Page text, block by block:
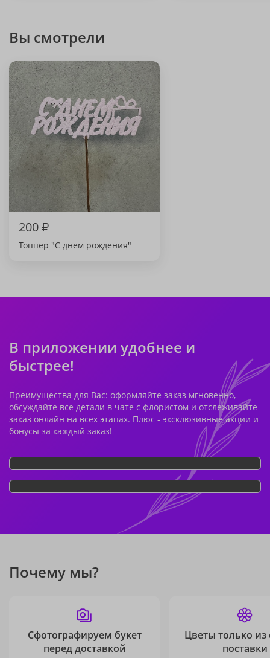
Вы смотрели
200₽
Топпер "С днем рождения"
В приложении удобнее и
быстрее!
Преимущества для Вас: оформляйте заказ мгновенно,
обсуждайте все детали в чате с флористом и отслеживайте
заказ онлайн на всех этапах. Плюс - эксклюзивные акции и
бонусы за каждый заказ!
Почему мы?
Сфотографируем букет
перед доставкой
Цветы только из
поставки